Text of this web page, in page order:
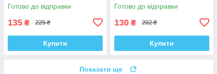
Готово до відправки
135 ₴ 225 ₴
Купити
Готово до відправки
130 ₴ 202 ₴
Купити
Показати ще